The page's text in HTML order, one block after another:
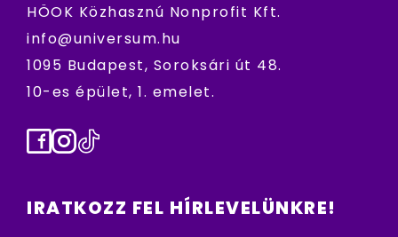
HÖOK Közhasznú Nonprofit Kft.
info@universum.hu
1095 Budapest, Soroksári út 48.
10-es épület, 1. emelet.
Facebook
Instagram
TikTok
IRATKOZZ FEL HÍRLEVELÜNKRE!